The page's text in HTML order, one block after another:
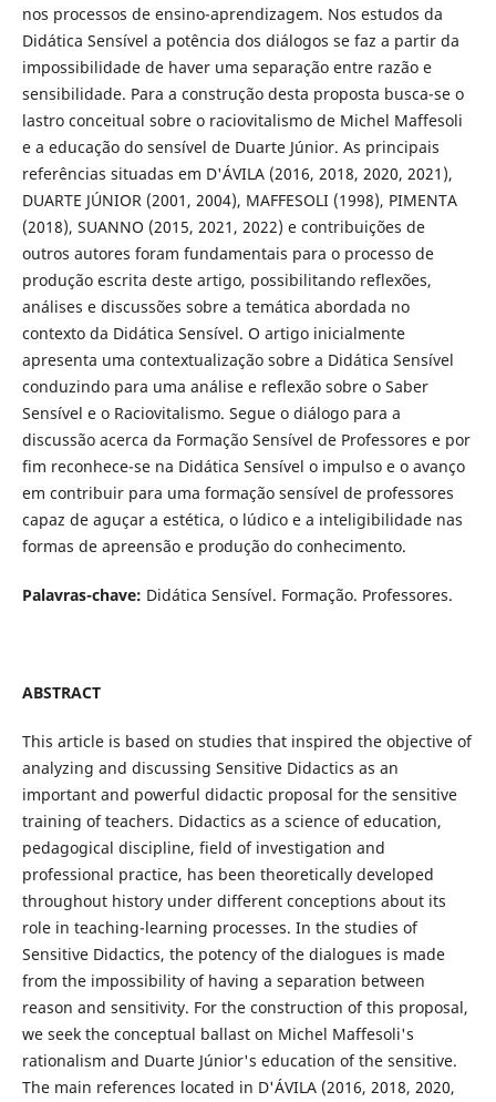
nos processos de ensino-aprendizagem. Nos estudos da
Didática Sensível a potência dos diálogos se faz a partir da
impossibilidade de haver uma separação entre razão e
sensibilidade. Para a construção desta proposta busca-se o
lastro conceitual sobre o raciovitalismo de Michel Maffesoli
e a educação do sensível de Duarte Júnior. As principais
referências situadas em D'ÁVILA (2016, 2018, 2020, 2021),
DUARTE JÚNIOR (2001, 2004), MAFFESOLI (1998), PIMENTA
(2018), SUANNO (2015, 2021, 2022) e contribuições de
outros autores foram fundamentais para o processo de
produção escrita deste artigo, possibilitando reflexões,
análises e discussões sobre a temática abordada no
contexto da Didática Sensível. O artigo inicialmente
apresenta uma contextualização sobre a Didática Sensível
conduzindo para uma análise e reflexão sobre o Saber
Sensível e o Raciovitalismo. Segue o diálogo para a
discussão acerca da Formação Sensível de Professores e por
fim reconhece-se na Didática Sensível o impulso e o avanço
em contribuir para uma formação sensível de professores
capaz de aguçar a estética, o lúdico e a inteligibilidade nas
formas de apreensão e produção do conhecimento.
Palavras-chave: Didática Sensível. Formação. Professores.
ABSTRACT
This article is based on studies that inspired the objective of
analyzing and discussing Sensitive Didactics as an
important and powerful didactic proposal for the sensitive
training of teachers. Didactics as a science of education,
pedagogical discipline, field of investigation and
professional practice, has been theoretically developed
throughout history under different conceptions about its
role in teaching-learning processes. In the studies of
Sensitive Didactics, the potency of the dialogues is made
from the impossibility of having a separation between
reason and sensitivity. For the construction of this proposal,
we seek the conceptual ballast on Michel Maffesoli's
rationalism and Duarte Júnior's education of the sensitive.
The main references located in D'ÁVILA (2016, 2018, 2020,